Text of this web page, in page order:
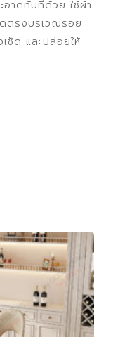
าดทันทีด้วย ใช้ผ้า
ดตรงบริเวณรอย
ช็ด และปล่อยให้